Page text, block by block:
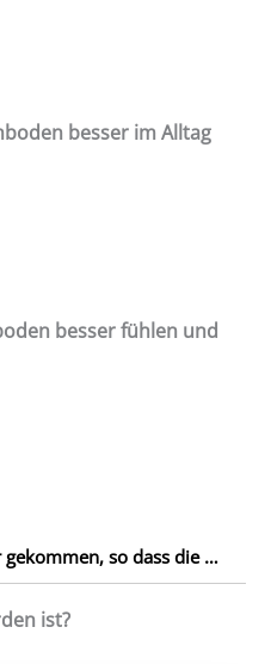
besser im Alltag
besser fühlen und
gekommen, so dass die …
ist?